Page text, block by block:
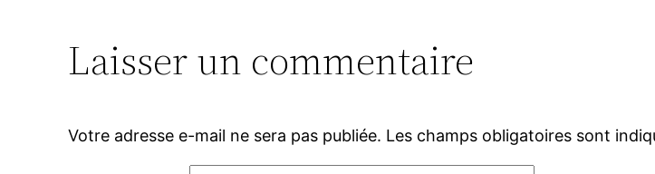
Laisser un commentaire
Votre adresse e-mail ne sera pas publiée. Les champs obligatoires sont